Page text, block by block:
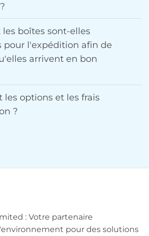
boîtes sont-elles
pour l'expédition afin de
arrivent en bon
les options et les frais
?
: Votre partenaire
pour des solutions